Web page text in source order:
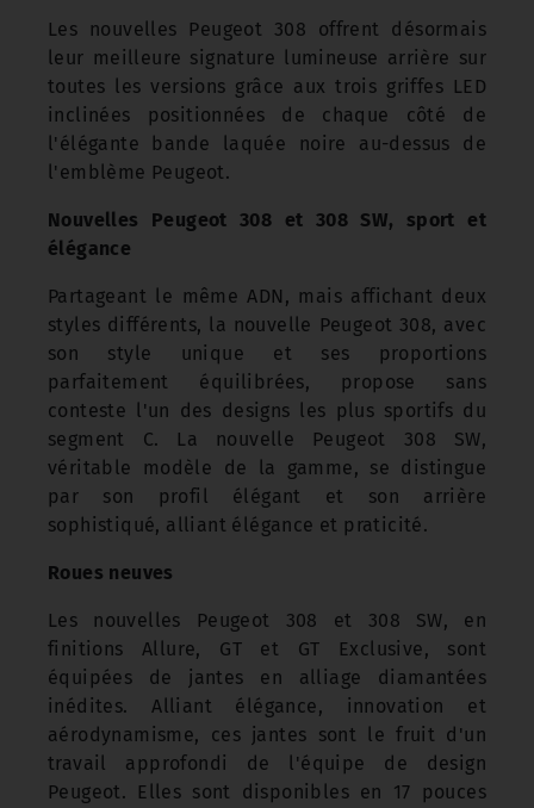
Les nouvelles Peugeot 308 offrent désormais
leur meilleure signature lumineuse arrière sur
toutes les versions grâce aux trois griffes LED
inclinées positionnées de chaque côté de
l'élégante bande laquée noire au-dessus de
l'emblème Peugeot.
Nouvelles Peugeot 308 et 308 SW, sport et
élégance
Partageant le même ADN, mais affichant deux
styles différents, la nouvelle Peugeot 308, avec
son style unique et ses proportions
parfaitement équilibrées, propose sans
conteste l'un des designs les plus sportifs du
segment C. La nouvelle Peugeot 308 SW,
véritable modèle de la gamme, se distingue
par son profil élégant et son arrière
sophistiqué, alliant élégance et praticité.
Roues neuves
Les nouvelles Peugeot 308 et 308 SW, en
finitions Allure, GT et GT Exclusive, sont
équipées de jantes en alliage diamantées
inédites. Alliant élégance, innovation et
aérodynamisme, ces jantes sont le fruit d'un
travail approfondi de l'équipe de design
Peugeot. Elles sont disponibles en 17 pouces